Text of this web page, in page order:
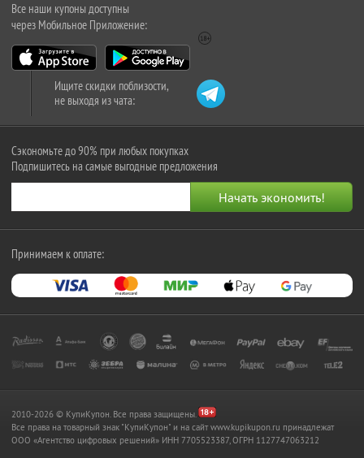
Все наши купоны доступны
через Мобильное Приложение:
Ищите скидки поблизости,
не выходя из чата:
Сэкономьте до 90% при любых покупках
Подпишитесь на самые выгодные предложения
Принимаем к оплате:
2010-2026 © КупиКупон. Все права защищены.
Все права на товарный знак "КупиКупон" и на сайт www.kupikupon.ru принадлежат
OOO «Агентство цифровых решений» ИНН 7705523387, ОГРН 1127747063212